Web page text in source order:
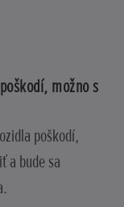
možno s
poškodí,
a bude sa